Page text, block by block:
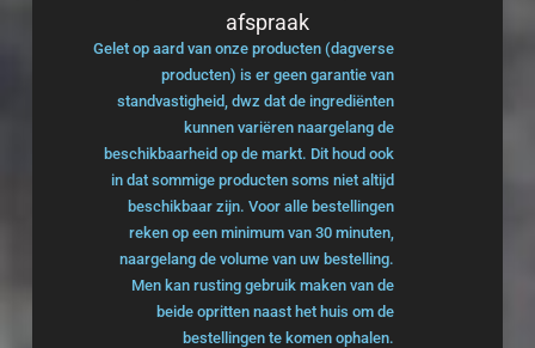
afspraak
Gelet op aard van onze producten (dagverse
producten) is er geen garantie van
standvastigheid, dwz dat de ingrediënten
kunnen variëren naargelang de
beschikbaarheid op de markt. Dit houd ook
in dat sommige producten soms niet altijd
beschikbaar zijn. Voor alle bestellingen
reken op een minimum van 30 minuten,
naargelang de volume van uw bestelling.
Men kan rusting gebruik maken van de
beide opritten naast het huis om de
bestellingen te komen ophalen.